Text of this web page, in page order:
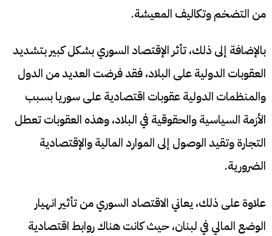
من التضخم وتكاليف المعيشة.
بالإضافة إلى ذلك، تأثر الإقتصاد السوري بشكل كبير بتشديد
العقوبات الدولية على البلاد، فقد فرضت العديد من الدول
والمنظمات الدولية عقوبات اقتصادية على سوريا بسبب
الأزمة السياسية والحقوقية في البلاد، وهذه العقوبات تعطل
التجارة وتقيد الوصول إلى الموارد المالية والإقتصادية
الضرورية.
علاوة على ذلك، يعاني الاقتصاد السوري من تأثير انهيار
الوضع المالي في لبنان، حيث كانت هناك روابط اقتصادية